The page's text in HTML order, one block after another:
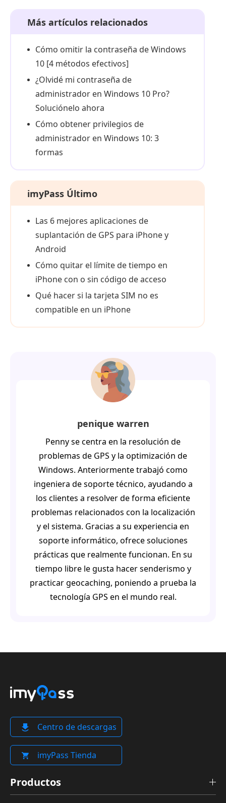
Más artículos relacionados
Cómo omitir la contraseña de Windows
10 [4 métodos efectivos]
¿Olvidé mi contraseña de
administrador en Windows 10 Pro?
Soluciónelo ahora
Cómo obtener privilegios de
administrador en Windows 10: 3
formas
imyPass Último
Las 6 mejores aplicaciones de
suplantación de GPS para iPhone y
Android
Cómo quitar el límite de tiempo en
iPhone con o sin código de acceso
Qué hacer si la tarjeta SIM no es
compatible en un iPhone
penique warren
Penny se centra en la resolución de
problemas de GPS y la optimización de
Windows. Anteriormente trabajó como
ingeniera de soporte técnico, ayudando a
los clientes a resolver de forma eficiente
problemas relacionados con la localización
y el sistema. Gracias a su experiencia en
soporte informático, ofrece soluciones
prácticas que realmente funcionan. En su
tiempo libre le gusta hacer senderismo y
practicar geocaching, poniendo a prueba la
tecnología GPS en el mundo real.
Centro de descargas
imyPass Tienda
Productos